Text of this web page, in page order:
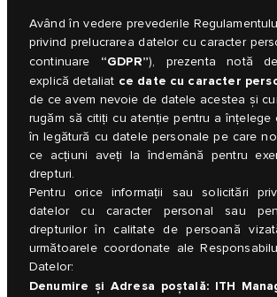
Având în vedere prevederile
privind prelucrarea datelor cu caracter
continuare “GDPR”), prezenta notă
explică detaliat ce date cu caracter
de ce avem nevoie de datele acestea și
rugăm să citiți cu atenție pentru a înțelege
în legătură cu datele personale pe care
ce acțiuni aveți la îndemână pentru
drepturi.
Pentru orice informații sau solicitări
datelor cu caracter personal sau
drepturilor în calitate de persoană
următoarele coordonate ale
Datelor:
Denumire și Adresa poştală: ITH